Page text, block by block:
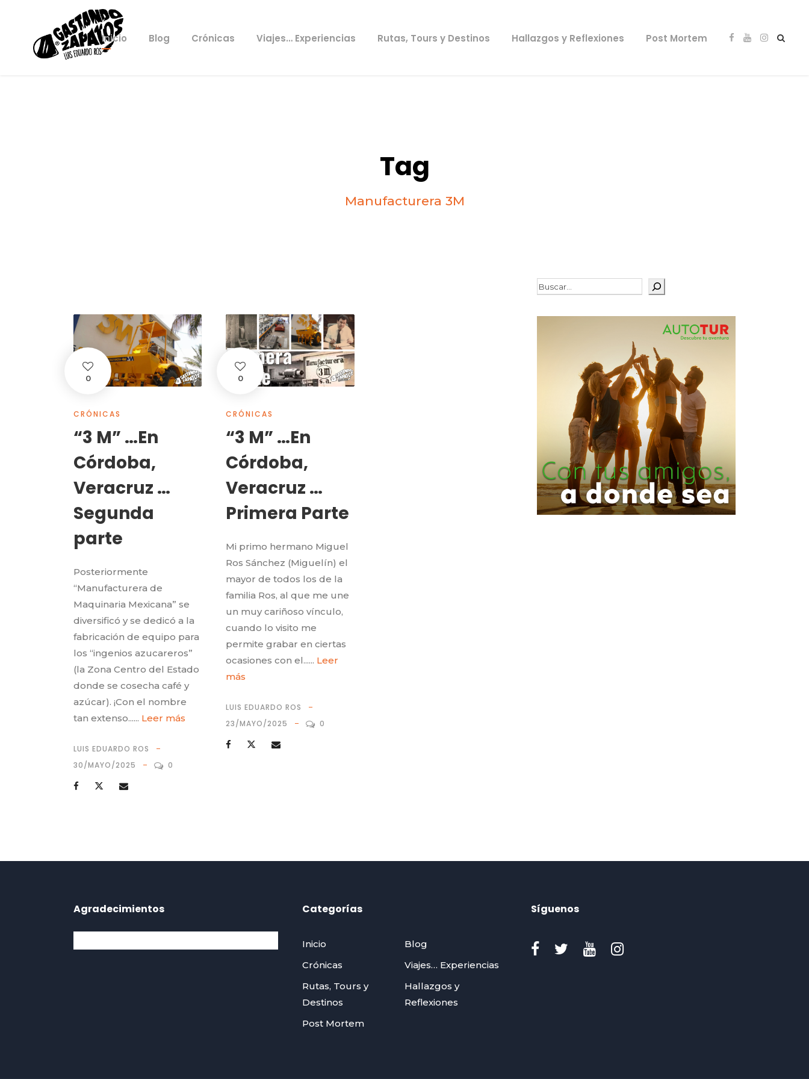
Inicio Blog Crónicas Viajes… Experiencias Rutas, Tours y Destinos Hallazgos y Reflexiones Post Mortem
Tag
Manufacturera 3M
0
CRÓNICAS
“3 M” …En
Córdoba,
Veracruz …
Segunda
parte
Posteriormente
“Manufacturera de
Maquinaria Mexicana” se
diversificó y se dedicó a la
fabricación de equipo para
los “ingenios azucareros”
(la Zona Centro del Estado
donde se cosecha café y
azúcar). ¡Con el nombre
tan extenso...... Leer más
LUIS EDUARDO ROS
30/MAYO/2025
0
0
CRÓNICAS
“3 M” …En
Córdoba,
Veracruz …
Primera Parte
Mi primo hermano Miguel
Ros Sánchez (Miguelín) el
mayor de todos los de la
familia Ros, al que me une
un muy cariñoso vínculo,
cuando lo visito me
permite grabar en ciertas
ocasiones con el...... Leer
más
LUIS EDUARDO ROS
23/MAYO/2025
0
Buscar
Agradecimientos Categorías
Inicio
Blog
Crónicas
Viajes… Experiencias
Rutas, Tours y
Destinos
Hallazgos y
Reflexiones
Post Mortem
Síguenos